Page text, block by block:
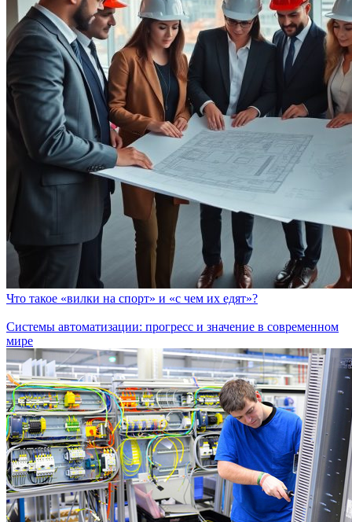
Что такое «вилки на спорт» и «с чем их едят»?
Системы автоматизации: прогресс и значение в современном
мире